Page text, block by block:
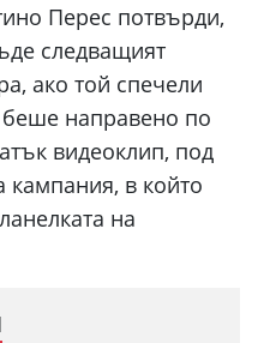
Перес потвърди,
следващият
ако той спечели
направено по
видеоклип, под
в който
на